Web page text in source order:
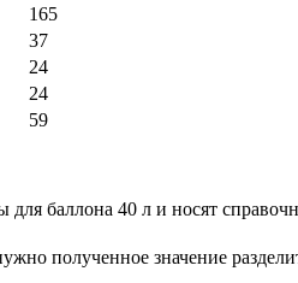
165
37
24
24
59
баллона 40 л и носят
полученное значение